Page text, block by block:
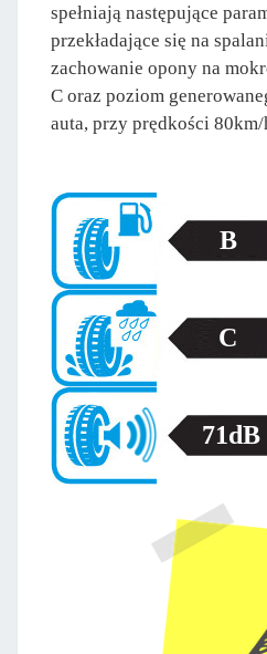
spełniają następujące
przekładające się na
zachowanie opony na
C oraz poziom
auta, przy prędkości
B
C
71dB